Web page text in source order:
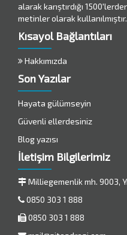
alarak karıştırdığı
metinler olarak kullanılmıştır.
Kısayol Bağlantıları
Hakkımızda
Son Yazılar
Hayata gülümseyin
Güvenli ellerdesiniz
Blog yazısı
İletişim Bilgilerimiz
Milliegemenlik mh. 9003,
0850 303 1 888
0850 303 1 888